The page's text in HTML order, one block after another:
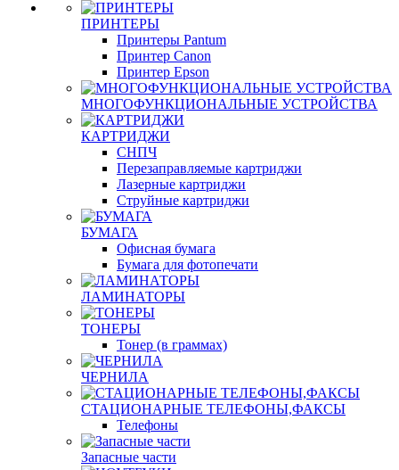
ПРИНТЕРЫ
Принтеры Pantum
Принтер Canon
Принтер Epson
МНОГОФУНКЦИОНАЛЬНЫЕ УСТРОЙСТВА
КАРТРИДЖИ
СНПЧ
Перезаправляемые картриджи
Лазерные картриджи
Струйные картриджи
БУМАГА
Офисная бумага
Бумага для фотопечати
ЛАМИНАТОРЫ
ТОНЕРЫ
Тонер (в граммах)
ЧЕРНИЛА
СТАЦИОНАРНЫЕ ТЕЛЕФОНЫ,ФАКСЫ
Телефоны
Запасные части